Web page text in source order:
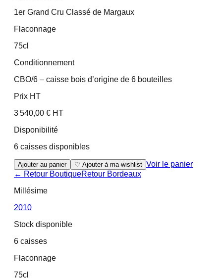
1er Grand Cru Classé de Margaux
Flaconnage
75cl
Conditionnement
CBO/6 – caisse bois d’origine de 6 bouteilles
Prix HT
3 540,00 € HT
Disponibilité
6 caisses disponibles
Ajouter au panier ♡ Ajouter à ma wishlist Voir le panier
← Retour BoutiqueRetour Bordeaux
Millésime
2010
Stock disponible
6 caisses
Flaconnage
75cl